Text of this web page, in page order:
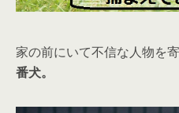
家の前にいて不信な人物を
番犬。